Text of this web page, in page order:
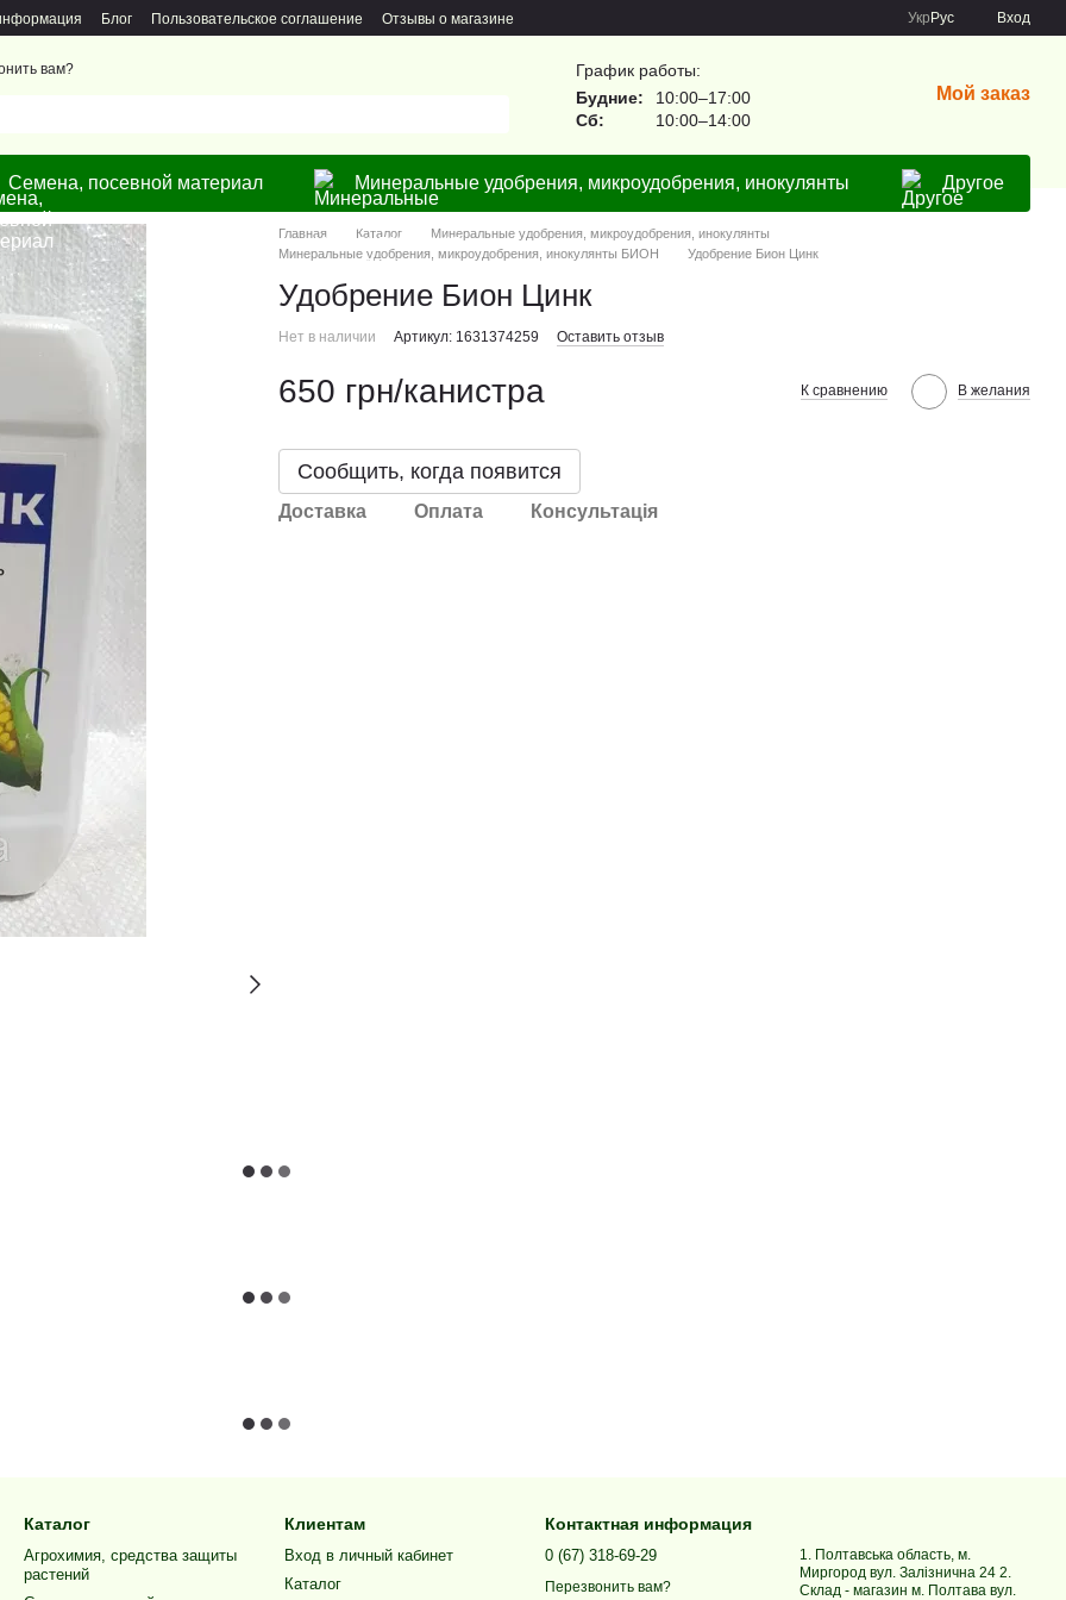
Блог Пользовательское соглашение Отзывы о магазине Укр Рус Вход
вам?
График работы:
Будние:
10:00–17:00
Сб:
10:00–14:00
Мой заказ
Семена, посевной материал Минеральные удобрения, микроудобрения, инокулянты Другое
Главная Каталог
Минеральные удобрения, микроудобрения, инокулянты
Минеральные удобрения, микроудобрения, инокулянты БИОН
Удобрение Бион Цинк
Удобрение Бион Цинк
Нет в наличии Артикул: 1631374259 Оставить отзыв
650 грн/канистра К сравнению В желания
Сообщить, когда появится
Доставка Оплата Консультація
Каталог
Агрохимия, средства защиты
растений
Клиентам
Вход в личный кабинет
Каталог
Контактная информация
0 (67) 318-69-29
Перезвонить вам?
1. Полтавська область, м.
Миргород вул. Залізнична 24 2.
Склад - магазин м. Полтава вул.